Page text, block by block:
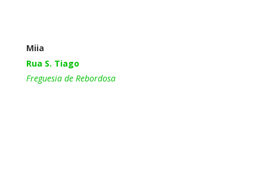
Miia
Rua S. Tiago
Freguesia de Rebordosa